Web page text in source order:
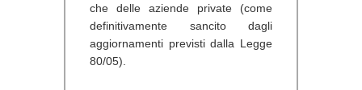
che delle aziende private (come
definitivamente sancito dagli
aggiornamenti previsti dalla Legge
80/05).